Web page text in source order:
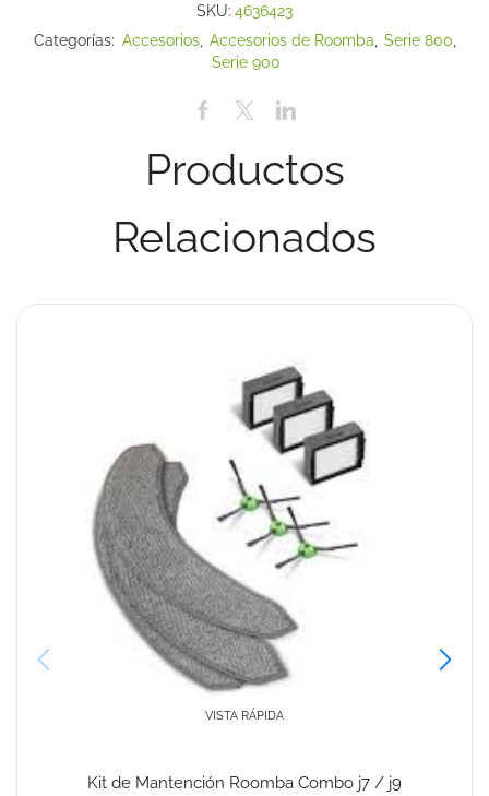
SKU: 4636423
Categorías: Accesorios, Accesorios de Roomba, Serie 800,
Serie 900
Productos
Relacionados
VISTA RÁPIDA
Kit de Mantención Roomba Combo j7 / j9